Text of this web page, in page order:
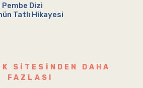
Dizi
Tatlı Hikayesi
SITESINDEN DAHA
FAZLASI